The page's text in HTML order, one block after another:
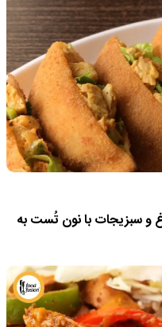
و سبزیجات با نون تُست به